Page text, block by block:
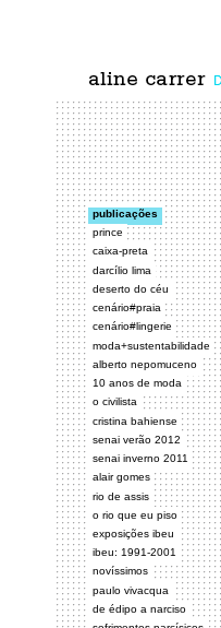
publicações
prince
caixa-preta
darcílio lima
deserto do céu
cenário#praia
cenário#lingerie
moda+sustentabilidade
alberto nepomuceno
10 anos de moda
o civilista
cristina bahiense
senai verão 2012
senai inverno 2011
alair gomes
rio de assis
o rio que eu piso
exposições ibeu
ibeu: 1991-2001
novíssimos
paulo vivacqua
de édipo a narciso